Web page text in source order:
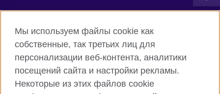
Facebook Twitter
Instagram YouTube
Мы используем файлы cookie как
собственные, так третьих лиц для
персонализации веб-контента, аналитики
посещений сайта и настройки рекламы.
Некоторые из этих файлов cookie